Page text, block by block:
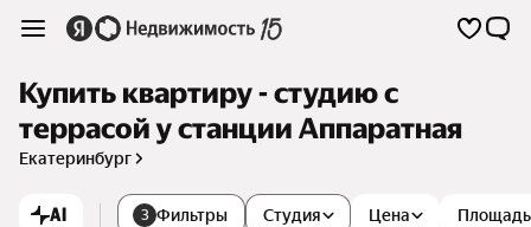
Купить квартиру - студию с
террасой у станции Аппаратная
Екатеринбург
AI 3 Фильтры Студия Цена Площадь